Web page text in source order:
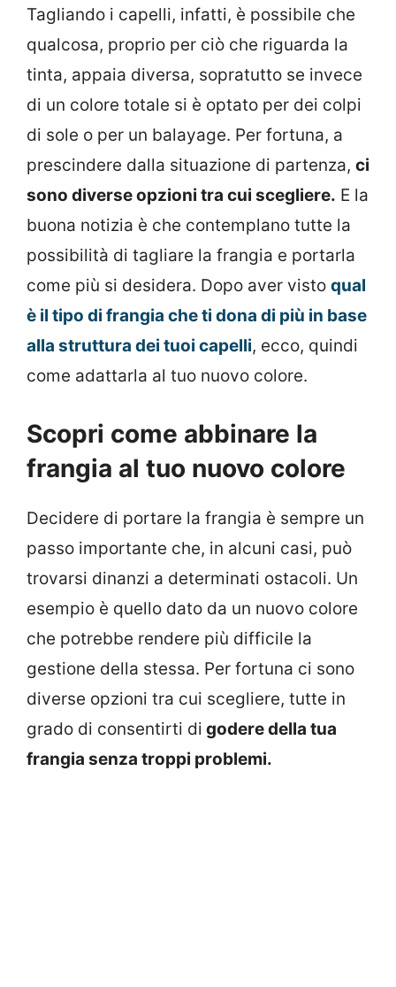
Tagliando i capelli, infatti, è possibile che
qualcosa, proprio per ciò che riguarda la
tinta, appaia diversa, sopratutto se invece
di un colore totale si è optato per dei colpi
di sole o per un balayage. Per fortuna, a
prescindere dalla situazione di partenza, ci
sono diverse opzioni tra cui scegliere. E la
buona notizia è che contemplano tutte la
possibilità di tagliare la frangia e portarla
come più si desidera. Dopo aver visto qual
è il tipo di frangia che ti dona di più in base
alla struttura dei tuoi capelli, ecco, quindi
come adattarla al tuo nuovo colore.
Scopri come abbinare la
frangia al tuo nuovo colore
Decidere di portare la frangia è sempre un
passo importante che, in alcuni casi, può
trovarsi dinanzi a determinati ostacoli. Un
esempio è quello dato da un nuovo colore
che potrebbe rendere più difficile la
gestione della stessa. Per fortuna ci sono
diverse opzioni tra cui scegliere, tutte in
grado di consentirti di godere della tua
frangia senza troppi problemi.